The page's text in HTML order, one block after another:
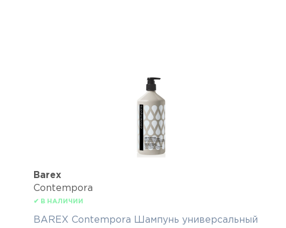
Barex
Contempora
✔ В НАЛИЧИИ
BAREX Contempora Шампунь универсальный